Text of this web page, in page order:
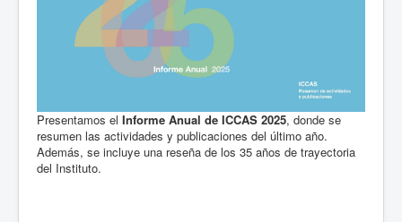
Presentamos el Informe Anual de ICCAS 2025, donde se
resumen las actividades y publicaciones del último año.
Además, se incluye una reseña de los 35 años de trayectoria
del Instituto.